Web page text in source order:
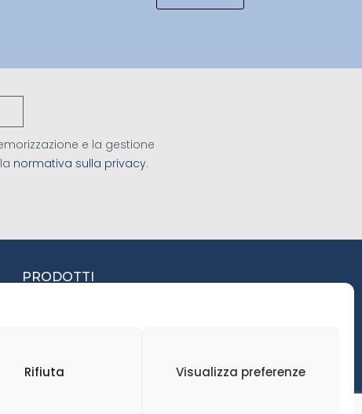
Rifiuta Visualizza preferenze
e la gestione
normativa sulla privacy.
PRODOTTI
PANNELLI